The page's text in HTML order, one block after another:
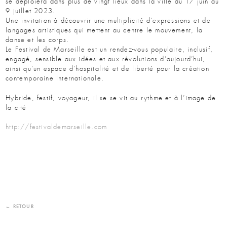
9 juillet 2023.
Une invitation à découvrir une multiplicité d’expressions et de
langages artistiques qui mettent au centre le mouvement, la
danse et les corps.
Le Festival de Marseille est un rendez-vous populaire, inclusif,
engagé, sensible aux idées et aux révolutions d’aujourd’hui,
ainsi qu’un espace d’hospitalité et de liberté pour la création
contemporaine internationale.
Hybride, festif, voyageur, il se se vit au rythme et à l’image de
la cité
http://festivaldemarseille.com
← RETOUR